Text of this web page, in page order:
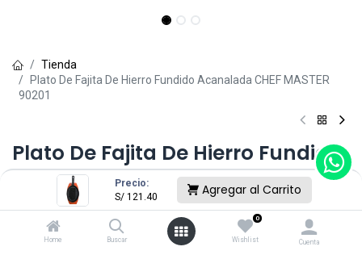
Precio:
S/ 121.40 Agregar al Carrito
Home Buscar
0
Wishlist Cuenta
Tienda
Plato De Fajita De Hierro Fundido Acanalada CHEF MASTER
90201
Plato De Fajita De Hierro Fundido
Acanalada CHEF MASTER 90201
(0 reseña)
121.40